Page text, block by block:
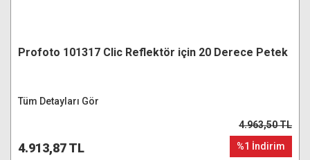
Profoto 101317 Clic Reflektör için 20 Derece Petek
Tüm Detayları Gör
4.913,87 TL
4.963,50 TL
%1 İndirim